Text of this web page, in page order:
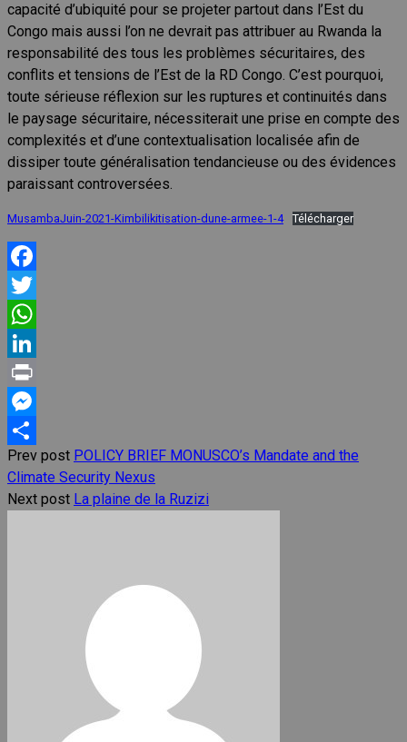
capacité d’ubiquité pour se projeter partout dans l’Est du
Congo mais aussi l’on ne devrait pas attribuer au Rwanda la
responsabilité des tous les problèmes sécuritaires, des
conflits et tensions de l’Est de la RD Congo. C’est pourquoi,
toute sérieuse réflexion sur les ruptures et continuités dans
le paysage sécuritaire, nécessiterait une prise en compte des
complexités et d’une contextualisation localisée afin de
dissiper toute généralisation tendancieuse ou des évidences
paraissant controversées.
MusambaJuin-2021-Kimbilikitisation-dune-armee-1-4 Télécharger
Facebook
Twitter
WhatsApp
LinkedIn
Print
Messenger
Share
Prev post POLICY BRIEF MONUSCO’s Mandate and the
Climate Security Nexus
Next post La plaine de la Ruzizi